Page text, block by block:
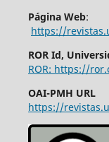
Página Web:
https://
ROR Id,
ROR: https://
OAI-PMH URL
https://